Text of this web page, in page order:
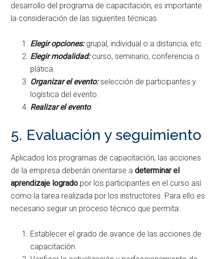
desarrollo del programa de capacitación, es importante
la consideración de las siguientes técnicas.
Elegir opciones:grupal, individual o a distancia, etc.
Elegir modalidad:curso, seminario, conferencia o
plática.
Organizar el evento:selección de participantes y
logística del evento.
Realizar el evento.
5. Evaluación y seguimiento
Aplicados los programas de capacitación, las acciones
de la empresa deberán orientarse adeterminar el
aprendizaje logrado por los participantes en el curso así
como la tarea realizada por los instructores. Para ello es
necesario seguir un proceso técnico que permita:
Establecer el grado de avance de las acciones de
capacitación.